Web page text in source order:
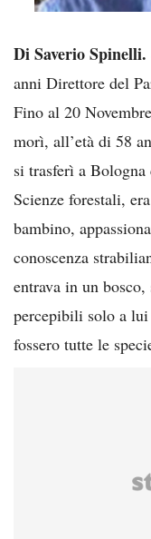
Di Saverio Spinelli.
anni Direttore del
Fino al 20
morì, all’età di 58
si trasferì a
Scienze forestali,
bambino,
conoscenza
entrava in un
percepibili solo a
fossero tutte le